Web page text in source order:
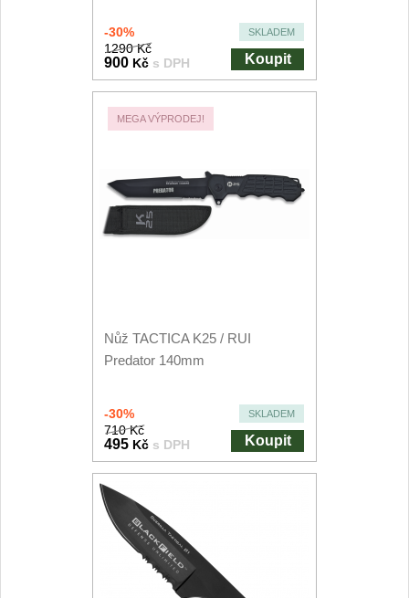
-30% SKLADEM
1290 Kč
900 Kč s DPH Koupit
MEGA VÝPRODEJ!
Nůž TACTICA K25 / RUI
Predator 140mm
-30% SKLADEM
710 Kč
495 Kč s DPH Koupit